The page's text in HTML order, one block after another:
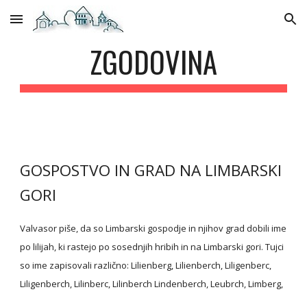
Skip to main content Skip to navigation
ZGODOVINA
GOSPOSTVO IN GRAD NA LIMBARSKI
GORI
Valvasor piše, da so Limbarski gospodje in njihov grad dobili ime
po lilijah, ki rastejo po sosednjih hribih in na Limbarski gori. Tujci
so ime zapisovali različno: Lilienberg, Lilienberch, Liligenberc,
Liligenberch, Lilinberc, Lilinberch Lindenberch, Leubrch, Limberg,